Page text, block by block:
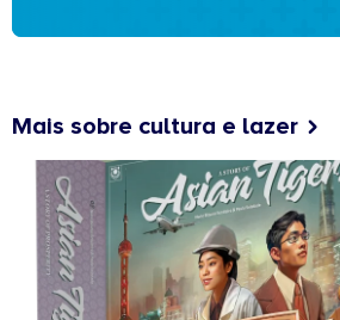
Mais sobre cultura e lazer